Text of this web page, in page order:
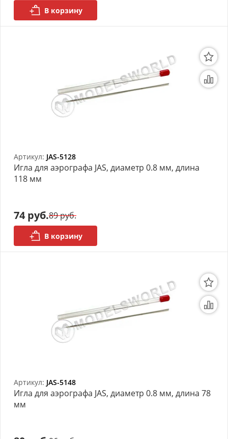
В корзину
Артикул: JAS-5128
Игла для аэрографа JAS, диаметр 0.8 мм, длина
118 мм
74 руб.89 руб.
В корзину
Артикул: JAS-5148
Игла для аэрографа JAS, диаметр 0.8 мм, длина 78
мм